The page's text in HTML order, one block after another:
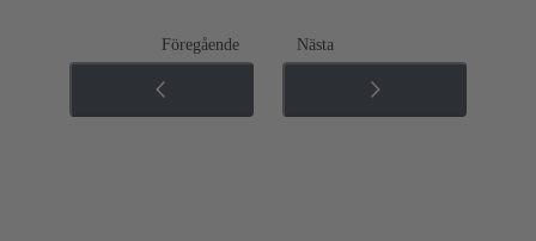
Föregående Nästa